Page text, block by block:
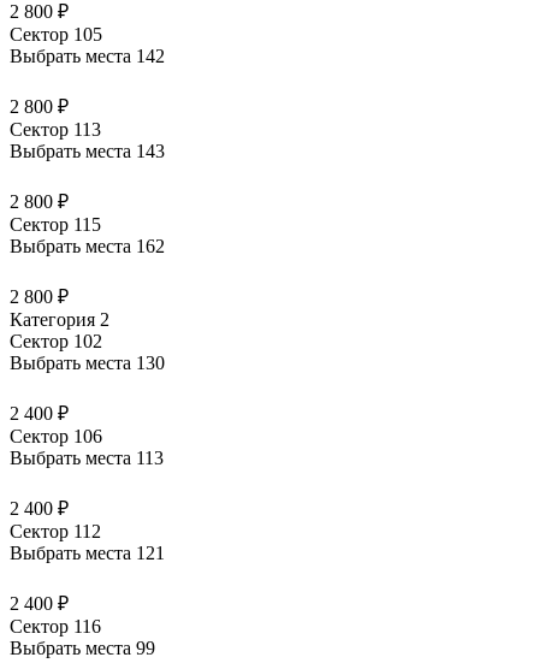
2 800 ₽
Сектор 105
Выбрать места 142
2 800 ₽
Сектор 113
Выбрать места 143
2 800 ₽
Сектор 115
Выбрать места 162
2 800 ₽
Категория 2
Сектор 102
Выбрать места 130
2 400 ₽
Сектор 106
Выбрать места 113
2 400 ₽
Сектор 112
Выбрать места 121
2 400 ₽
Сектор 116
Выбрать места 99